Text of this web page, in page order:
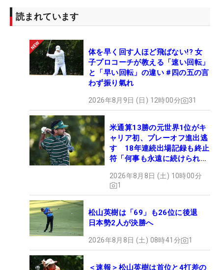
読まれています
体を早く回す人ほど飛ばない!? 女
子プロコーチが教える「速い回転」
と「早い回転」の違い #四の五の言
わず振り氣れ
2026年8月9日 (日) 12時00分 31
米通算13勝の元世界1位がキ
ャリア初、プレーオフ進出逃
す 18年連続出場記録も終止
符「何事も永遠に続けられな
2026年8月8日 (土) 10時00分
1
松山英樹は「69」も26位に後退
日本勢2人が決勝へ
2026年8月8日 (土) 08時41分 1
＜速報＞松山英樹は首位と4打差の